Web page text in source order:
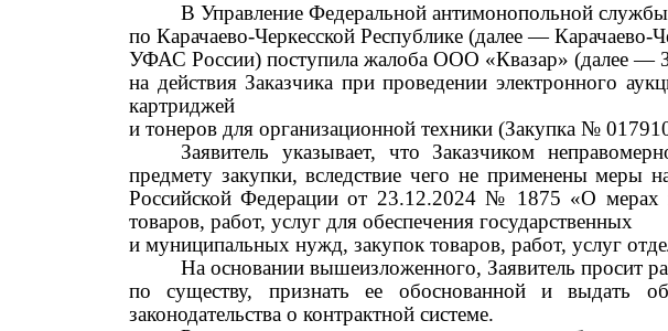
В Управление Федеральной антимонопольной службы
по Карачаево-Черкесской Республике (далее — Карачаево-
УФАС России) поступила жалоба ООО «Квазар» (далее —
на действия Заказчика при проведенииэлектронного
картриджей
и тонеров для организационной техники (Закупка №
Заявитель указывает, что Заказчиком
предмету закупки, вследствиечего не применены меры
Российской Федерации от 23.12.2024 № 1875 «О мерах
товаров, работ, услуг для обеспечения государственных
и муниципальных нужд, закупок товаров, работ, услуг
На основании вышеизложенного, Заявитель просит
по существу, признать ее обоснованной и выдать
законодательства о контрактной системе.